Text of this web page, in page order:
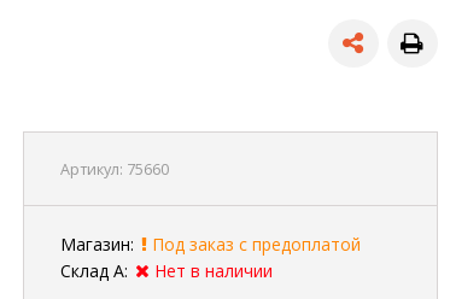
Артикул: 75660
Магазин:
Под заказ с предоплатой
Склад А:
Нет в наличии